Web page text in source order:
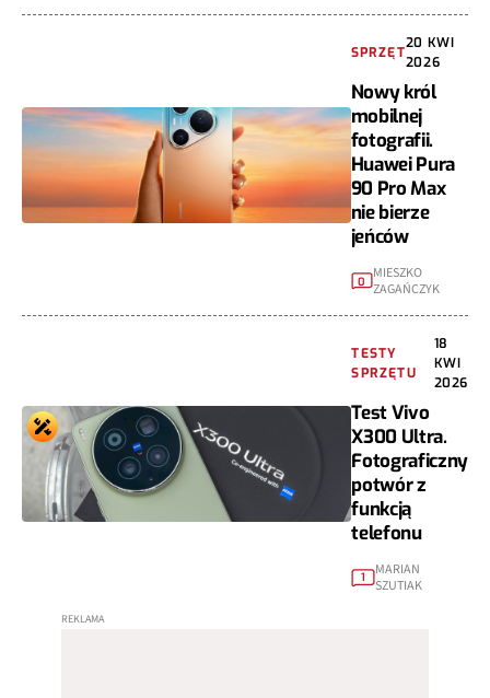
SPRZĘT
20 KWI
2026
Nowy król
mobilnej
fotografii.
Huawei Pura
90 Pro Max
nie bierze
jeńców
0 MIESZKO
ZAGAŃCZYK
TESTY
SPRZĘTU
18
KWI
2026
Test Vivo
X300 Ultra.
Fotograficzny
potwór z
funkcją
telefonu
1
MARIAN
SZUTIAK